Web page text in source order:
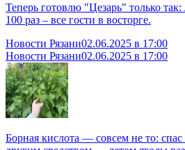
Теперь готовлю "Цезарь" только
100 раз – все гости в восторге.
Новости Рязани02.06.2025 в 17:00
Новости Рязани02.06.2025 в 17:00
Борная кислота — совсем не то: